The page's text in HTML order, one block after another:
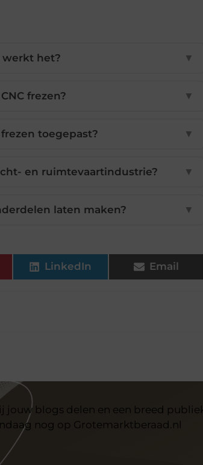
werkt het? ▼
frezen? ▼
toegepast? ▼
en ruimtevaartindustrie? ▼
laten maken? ▼
LinkedIn Email
jouw blogs delen en een breed
nog op Grotemarktberaad.nl